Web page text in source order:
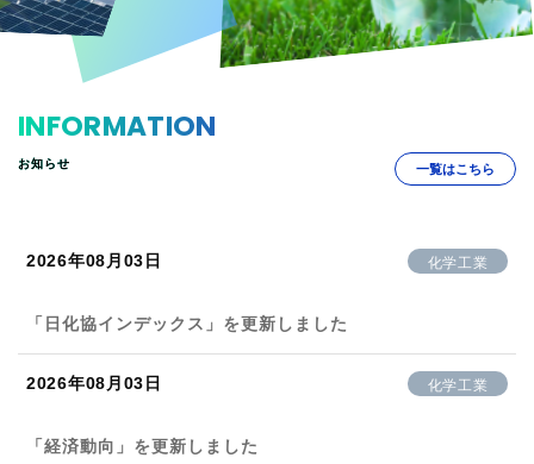
INFORMATION
お知らせ 一覧はこちら
2026年08月03日 化学工業
「日化協インデックス」を更新しました
2026年08月03日 化学工業
「経済動向」を更新しました